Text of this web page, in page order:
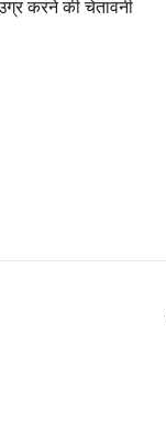
करने की चेतावनी